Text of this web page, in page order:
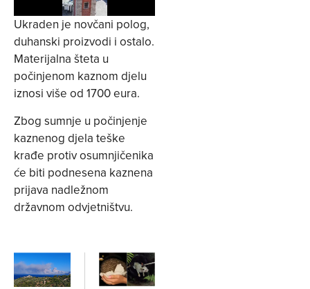
Ukraden je novčani polog,
duhanski proizvodi i ostalo.
Materijalna šteta u
počinjenom kaznom djelu
iznosi više od 1700 eura.
Zbog sumnje u počinjenje
kaznenog djela teške
krađe protiv osumnjičenika
će biti podnesena kaznena
prijava nadležnom
državnom odvjetništvu.